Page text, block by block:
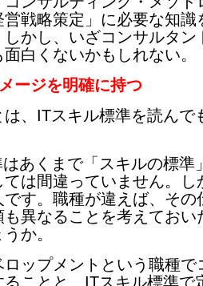
戦略策定」に必要な知識
かし、いざコンサルタン
白くないかもしれない。
ージを明確に持つ
、ITスキル標準を読んで
あくまで「スキルの標準
ては間違っていません。し
す。職種が違えば、その
異なることを考えておい
か。
ップメントという職種で
ことと、ITスキル標準で